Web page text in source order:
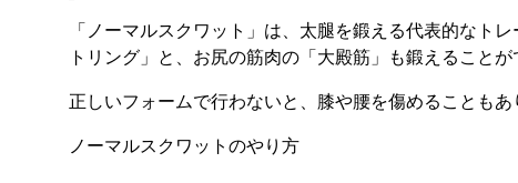
「ノーマルスクワット」は、太腿を鍛える代表的なト
トリング」と、お尻の筋肉の「大殿筋」も鍛えることが
正しいフォームで行わないと、膝や腰を傷めることも
ノーマルスクワットのやり方